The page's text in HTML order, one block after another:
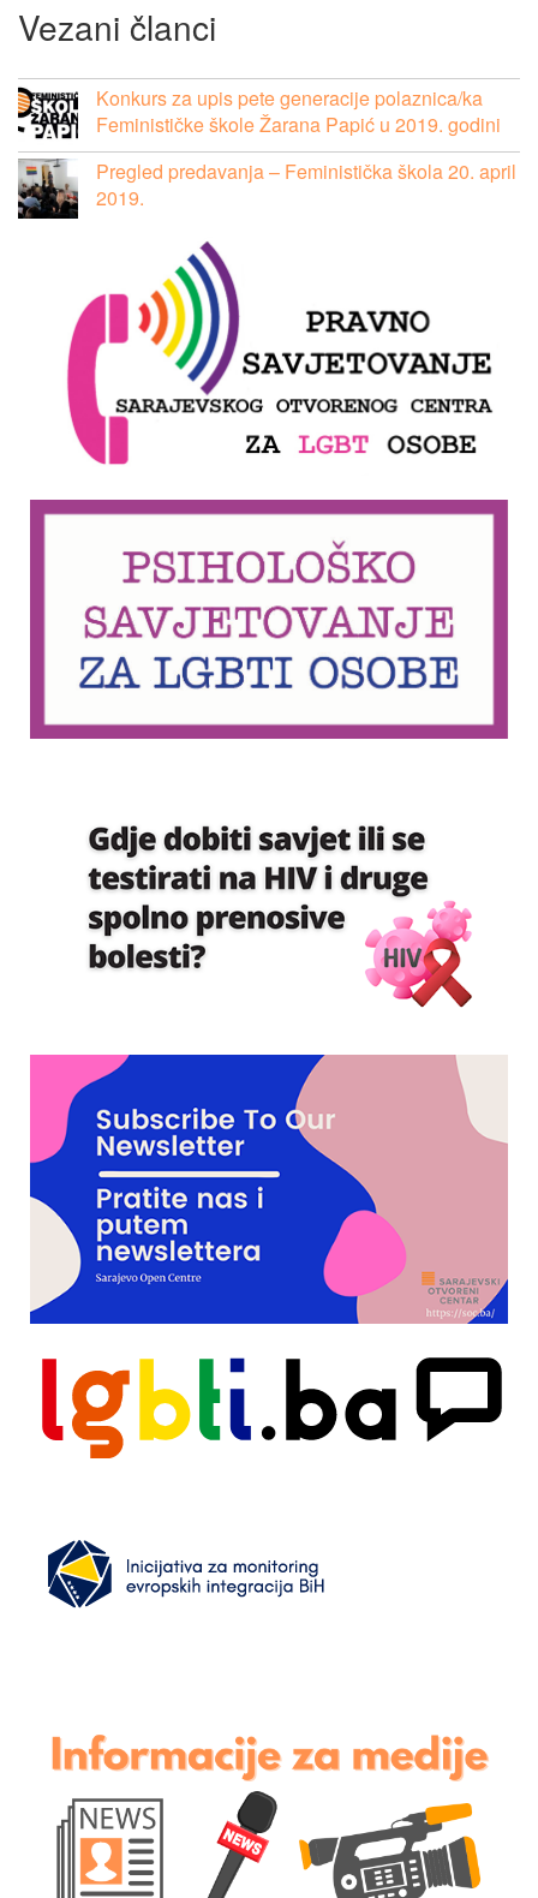
Vezani članci
Konkurs za upis pete generacije polaznica/ka
Feminističke škole Žarana Papić u 2019. godini
Pregled predavanja – Feministička škola 20. april
2019.